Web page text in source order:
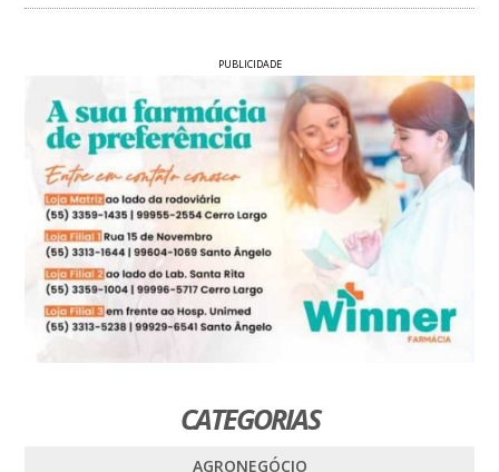
PUBLICIDADE
CATEGORIAS
AGRONEGÓCIO